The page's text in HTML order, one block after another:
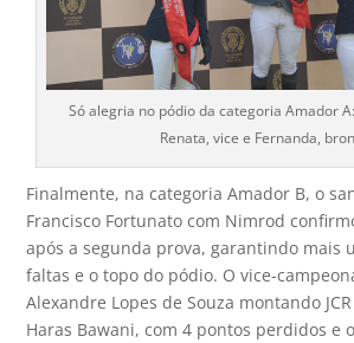
Só alegria no pódio da categoria Amador
Renata, vice e Fernanda,
Finalmente, na categoria Amador B, o
Francisco Fortunato com Nimrod
após a segunda prova, garantindo mais
faltas e o topo do pódio. O vice-
Alexandre Lopes de Souza montando
Haras Bawani, com 4 pontos perdidos e